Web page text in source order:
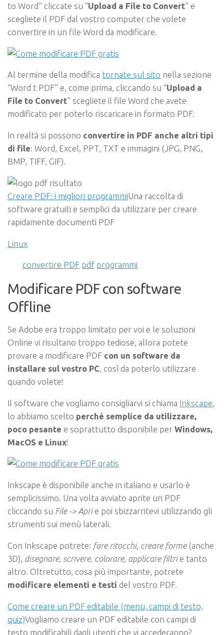
to Word” cliccate su “Upload a File to Convert” e
scegliete il PDF dal vostro computer che volete
convertire in un file Word da modificare.
Al termine della modifica tornate sul sito nella sezione
“Word t PDF” e, come prima, cliccando su “Upload a
File to Convert” scegliete il file Word che avete
modificato per poterlo riscaricare in formato PDF.
In realtà si possono convertire in PDF anche altri tipi
di file: Word, Excel, PPT, TXT e immagini (JPG, PNG,
BMP, TIFF, GIF).
Creare PDF: i migliori programmiUna raccolta di
software gratuiti e semplici da utilizzare per creare
rapidamente documenti PDF
Linux
convertire PDF pdf programmi
Modificare PDF con software
Offline
Se Adobe era troppo limitato per voi e le soluzioni
Online vi risultano troppo tediose, allora potete
provare a modificare PDF con un software da
installare sul vostro PC, così da poterlo utilizzare
quando volete!
Il software che vogliamo consigliarvi si chiama Inkscape
lo abbiamo scelto perché semplice da utilizzare,
poco pesante e soprattutto disponibile per Windows,
MacOS e Linux!
Inkscape è disponibile anche in italiano e usarlo è
semplicissimo. Una volta avviato aprite un PDF
cliccando su File -> Aprie poi sbizzarritevi utilizzando gli
strumenti sui menù laterali.
Con Inkscape potrete: fare ritocchi, creare forme(anche
3D), disegnare, scrivere, colorare, applicare filtrie tanto
altro. Oltretutto, cosa più importante, potrete
modificare elementi e testi del vostro PDF.
Come creare un PDF editabile (menu, campi di testo,
quiz)Vogliamo creare un PDF editabile con campi di
testo modificabili dagli utenti che vi accederanno?